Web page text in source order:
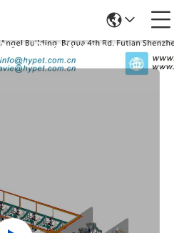
Produtos